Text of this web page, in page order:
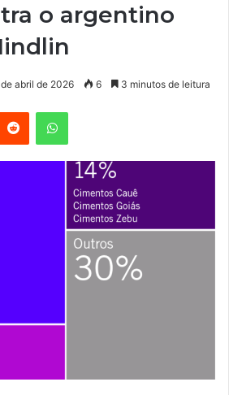
o argentino
abril de 2026 6 3 minutos de leitura
Reddit WhatsApp